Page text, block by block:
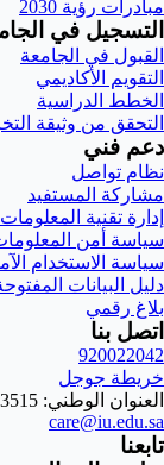
مبادرات رؤية 2030
التسجيل في
القبول في الجامعة
التقويم الأكاديمي
الخطط الدراسية
التحقق من وثيقة
دعم فني
نظام تواصل
مشاركة المستفيد
إدارة تقنية المعلومات
سياسة أمن
سياسة الاستخدام
دليل البيانات
بلاغ رقمي
اتصل بنا
920022042
خريطة جوجل
العنوان الوطني: DMMC3515
care@iu.edu.sa
تابعنا